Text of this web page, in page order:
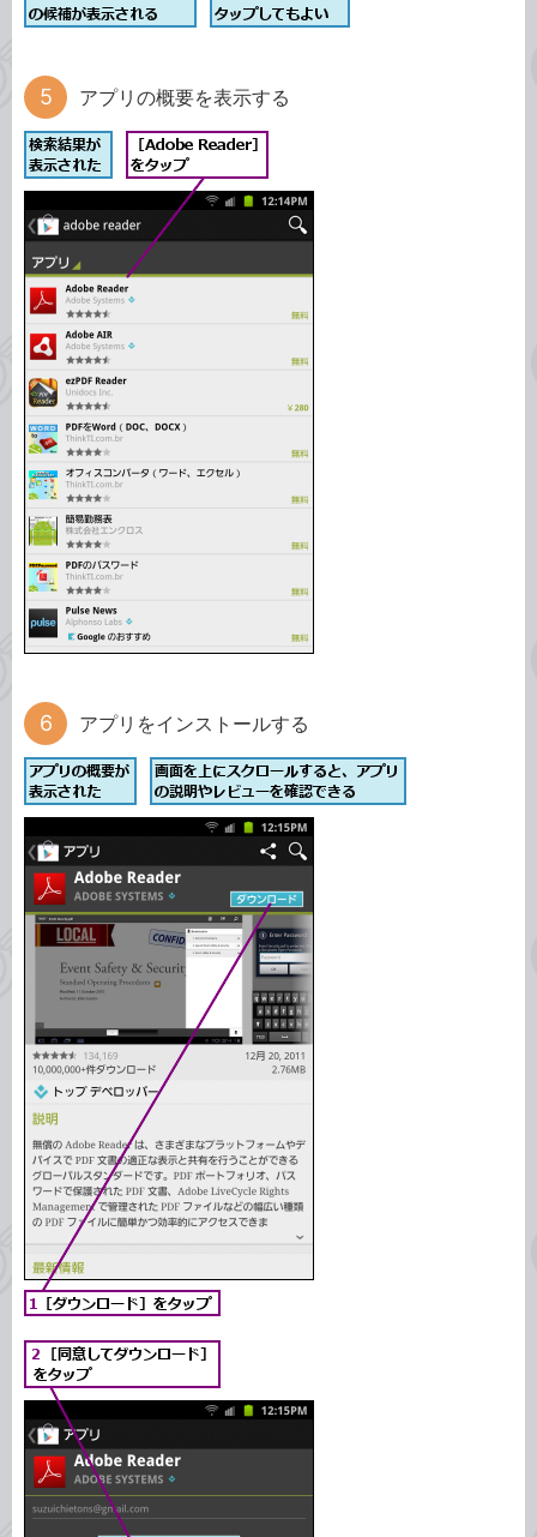
アプリの概要を表示する
アプリをインストールする